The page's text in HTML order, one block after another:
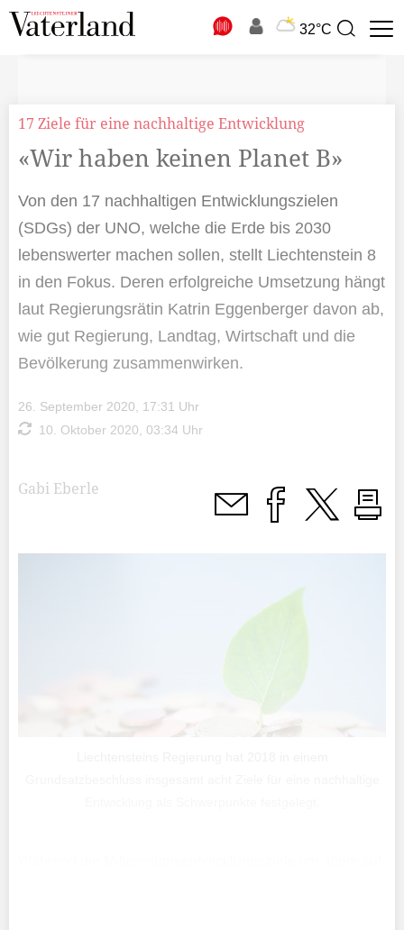
32°C
Suchbegriff
17 Ziele für eine nachhaltige Entwicklung
«Wir haben keinen Planet B»
Von den 17 nachhaltigen Entwicklungszielen
(SDGs) der UNO, welche die Erde bis 2030
lebenswerter machen sollen, stellt Liechtenstein 8
in den Fokus. Deren erfolgreiche Umsetzung hängt
laut Regierungsrätin Katrin Eggenberger davon ab,
wie gut Regierung, Landtag, Wirtschaft und die
Bevölkerung zusammenwirken.
26. September 2020, 17:31 Uhr
10. Oktober 2020, 03:34 Uhr
Gabi Eberle